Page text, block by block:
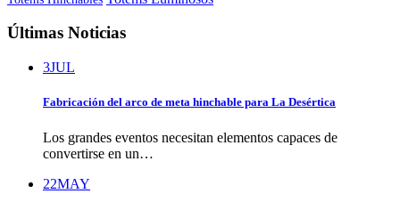
Últimas Noticias
3JUL
Fabricación del arco de meta hinchable para La Desértica
Los grandes eventos necesitan elementos capaces de
convertirse en un…
22MAY